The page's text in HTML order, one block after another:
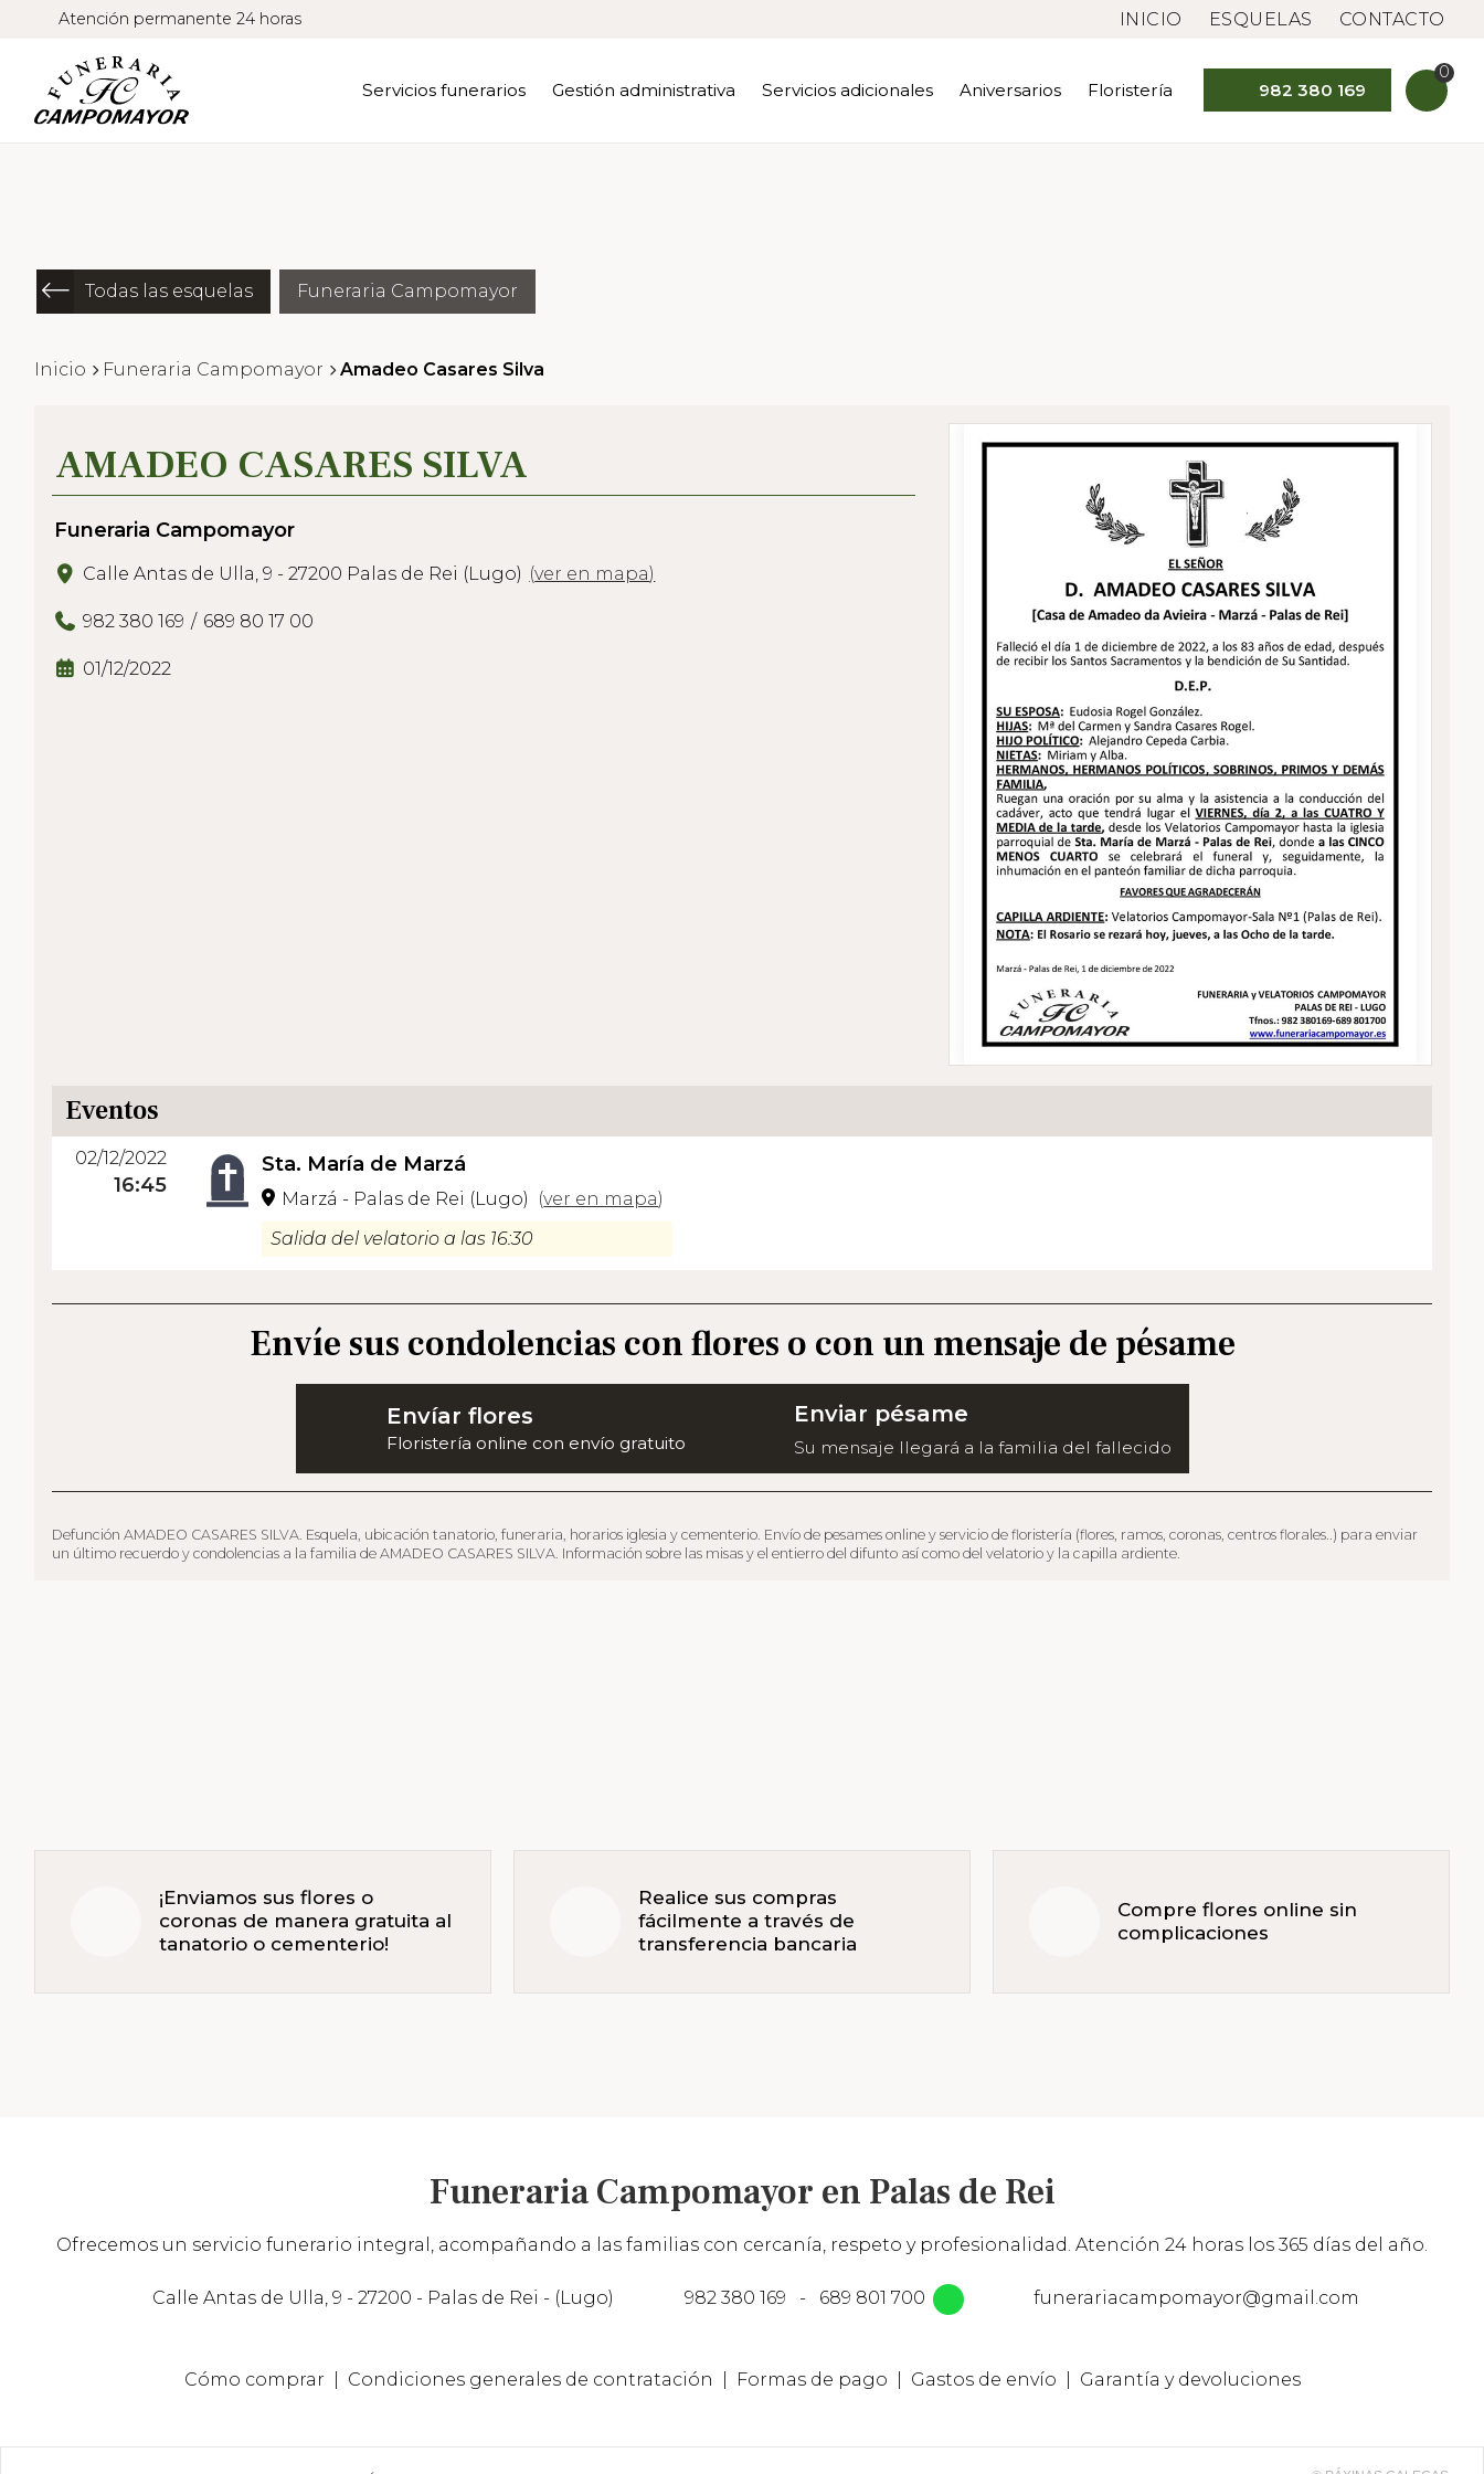
Atención permanente 24 horas INICIO ESQUELAS CONTACTO
Servicios funerarios Gestión administrativa Servicios adicionales Aniversarios Floristería 982 380 169
0
Todas las esquelas Funeraria Campomayor
Inicio Funeraria Campomayor Amadeo Casares Silva
AMADEO CASARES SILVA
Funeraria Campomayor
Calle Antas de Ulla, 9 - 27200 Palas de Rei (Lugo) (ver en mapa)
982 380 169 689 80 17 00
01/12/2022
Eventos
02/12/2022
16:45
Sta. María de Marzá
Marzá - Palas de Rei (Lugo) (ver en mapa)
Salida del velatorio a las 16:30
Envíe sus condolencias con flores o con un mensaje de pésame
Envíar flores
Floristería online con envío gratuito
Enviar pésame
Su mensaje llegará a la familia del fallecido
Defunción AMADEO CASARES SILVA. Esquela, ubicación tanatorio, funeraria, horarios iglesia y cementerio. Envío de pesames online y servicio de floristería (flores, ramos, coronas, centros florales..) para enviar
un último recuerdo y condolencias a la familia de AMADEO CASARES SILVA. Información sobre las misas y el entierro del difunto así como del velatorio y la capilla ardiente.
¡Enviamos sus flores o
coronas de manera gratuita al
tanatorio o cementerio!
Realice sus compras
fácilmente a través de
transferencia bancaria
Compre flores online sin
complicaciones
Funeraria Campomayor en Palas de Rei
Ofrecemos un servicio funerario integral, acompañando a las familias con cercanía, respeto y profesionalidad. Atención 24 horas los 365 días del año.
Calle Antas de Ulla, 9 - 27200 - Palas de Rei - (Lugo) 982 380 169 - 689 801 700 funerariacampomayor@gmail.com
Cómo comprar Condiciones generales de contratación Formas de pago Gastos de envío Garantía y devoluciones